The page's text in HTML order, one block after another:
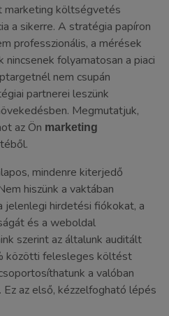
marketing költségvetés
a sikerre. A stratégia papíron
professzionális, a mérések
folyamatosan a piaci
nem csupán
partnerei leszünk
Megmutatjuk,
az Ön marketing
mindenre kiterjedő
hiszünk a vaktában
hirdetési fiókokat, a
és a weboldal
szerint az általunk auditált
közötti felesleges költést
a valóban
az első, kézzelfogható lépés